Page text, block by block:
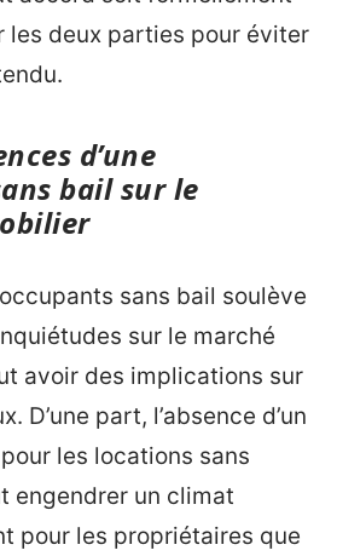
les deux parties pour éviter
d’une
bail sur le
sans bail soulève
sur le marché
avoir des implications sur
D’une part, l’absence d’un
les locations sans
engendrer un climat
pour les propriétaires que